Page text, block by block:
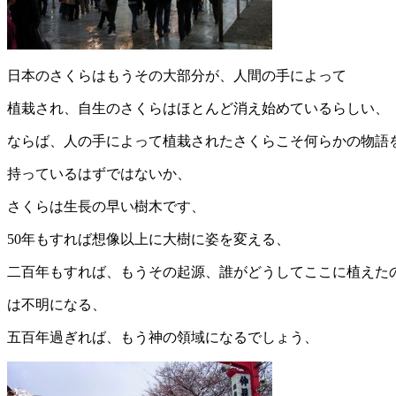
日本のさくらはもうその大部分が、人間の手によって
植栽され、自生のさくらはほとんど消え始めているらしい、
ならば、人の手によって植栽されたさくらこそ何らかの物語
持っているはずではないか、
さくらは生長の早い樹木です、
50年もすれば想像以上に大樹に姿を変える、
二百年もすれば、もうその起源、誰がどうしてここに植えた
は不明になる、
五百年過ぎれば、もう神の領域になるでしょう、